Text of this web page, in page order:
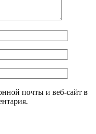
почты и веб-сайт в